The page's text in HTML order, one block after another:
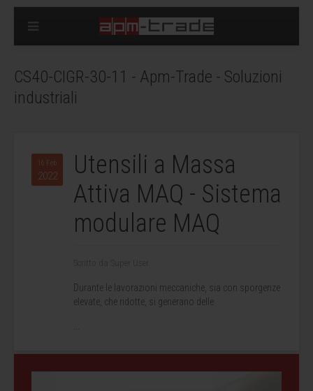
CS40-CIGR-30-11 - Apm-Trade - Soluzioni
industriali
16 Feb
2022
Utensili a Massa
Attiva MAQ - Sistema
modulare MAQ
Durante le lavorazioni meccaniche, sia con sporgenze
elevate, che ridotte, si generano delle